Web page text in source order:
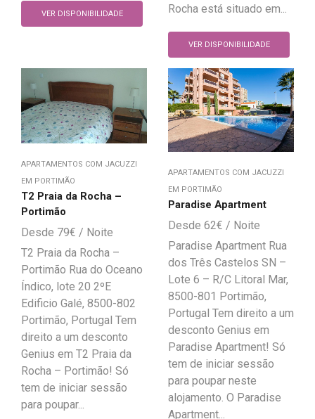
VER DISPONIBILIDADE
Rocha está situado em...
VER DISPONIBILIDADE
APARTAMENTOS COM JACUZZI
EM PORTIMÃO
T2 Praia da Rocha –
Portimão
79€
T2 Praia da Rocha –
Portimão Rua do Oceano
Índico, lote 20 2ºE
Edificio Galé, 8500-802
Portimão, Portugal Tem
direito a um desconto
Genius em T2 Praia da
Rocha – Portimão! Só
tem de iniciar sessão
para poupar...
APARTAMENTOS COM JACUZZI
EM PORTIMÃO
Paradise Apartment
62€
Paradise Apartment Rua
dos Três Castelos SN –
Lote 6 – R/C Litoral Mar,
8500-801 Portimão,
Portugal Tem direito a um
desconto Genius em
Paradise Apartment! Só
tem de iniciar sessão
para poupar neste
alojamento. O Paradise
Apartment...